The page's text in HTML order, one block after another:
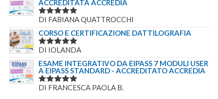
ACCREDITATA ACCREDIA
VALUTATO
DI FABIANA QUATTROCCHI
CORSO E CERTIFICAZIONE DATTILOGRAFIA
VALUTATO
DI IOLANDA
ESAME INTEGRATIVO DA EIPASS 7 MODULI USER
A EIPASS STANDARD - ACCREDITATO ACCREDIA
VALUTATO
DI FRANCESCA PAOLA B.